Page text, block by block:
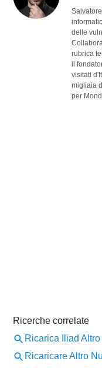
delle
rubrica
il
visitati
migliaia
per